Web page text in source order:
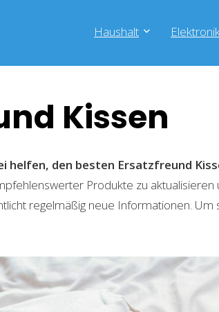
Haushalt
Kissen
helfen, den besten Ersatzfreund
Produkte zu
regelmäßig neue Informationen. Um